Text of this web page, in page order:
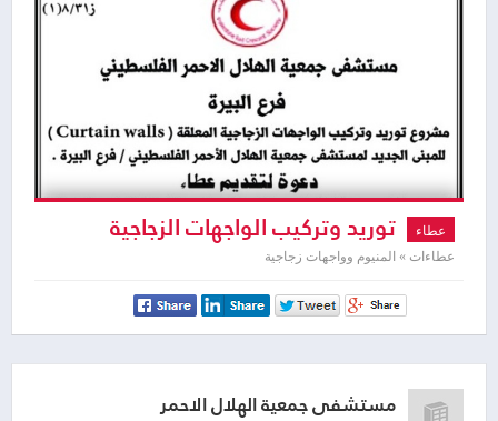
عطاء توريد وتركيب الواجهات الزجاجية
المعلقة ( Curtain walls )
عطاءات » المنيوم وواجهات زجاجية
مستشفى جمعية الهلال الاحمر